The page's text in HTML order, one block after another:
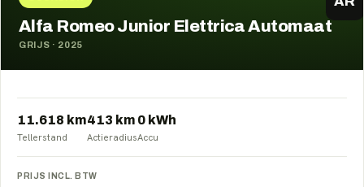
Alfa Romeo Junior Elettrica Automaat
GRIJS · 2025
11.618 km
Tellerstand
413 km
Actieradius
0 kWh
Accu
PRIJS INCL. BTW